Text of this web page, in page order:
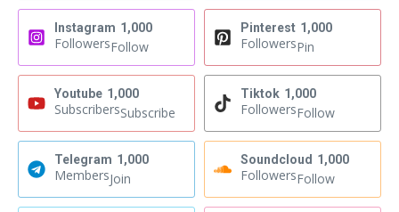
Instagram 1,000
FollowersFollow
Pinterest 1,000
FollowersPin
Youtube 1,000
SubscribersSubscribe
Tiktok 1,000
FollowersFollow
Telegram 1,000
MembersJoin
Soundcloud 1,000
FollowersFollow